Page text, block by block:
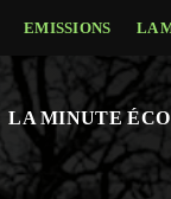
EMISSIONS LA
LA MINUTE ÉCO